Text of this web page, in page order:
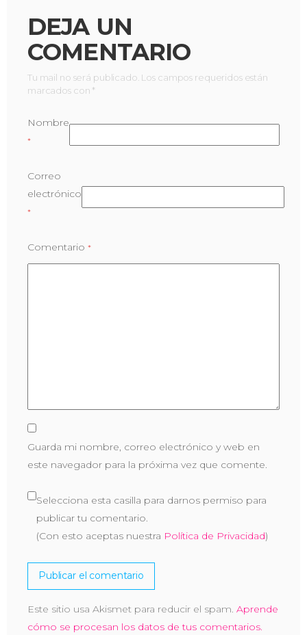
DEJA UN
COMENTARIO
Tu mail no será publicado. Los campos requeridos están
marcados con *
Nombre
*
Correo
electrónico
*
Comentario *
Guarda mi nombre, correo electrónico y web en
este navegador para la próxima vez que comente.
Selecciona esta casilla para darnos permiso para
publicar tu comentario.
(Con esto aceptas nuestra Política de Privacidad)
Este sitio usa Akismet para reducir el spam. Aprende
cómo se procesan los datos de tus comentarios.